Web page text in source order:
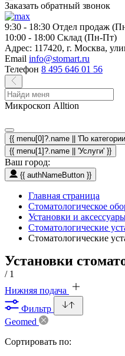
Заказать обратный звонок
9:30 - 18:30 Отдел продаж
10:00 - 18:00 Склад (Пн-Пт)
Адрес: 117420, г. Москва,
Email info@stomart.ru
Телефон 8 495 646 01 56
Микроскоп Alltion
{{ menu[0]?.name || 'По
{{ menu[1]?.name || 'Услуги' }}
Ваш город:
{{ authNameButton }}
Главная страница
Стоматологическое
Установки и
Стоматологические
Стоматологические
Установки
/ 1
Нижняя подача
Фильтр
Geomed
Сортировать по: